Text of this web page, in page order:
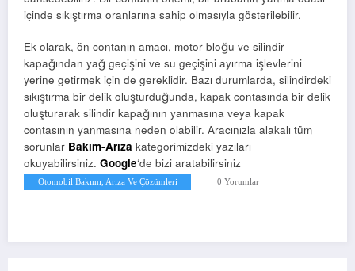
içinde sıkıştırma oranlarına sahip olmasıyla gösterilebilir.
Ek olarak, ön contanın amacı, motor bloğu ve silindir
kapağından yağ geçişini ve su geçişini ayırma işlevlerini
yerine getirmek için de gereklidir. Bazı durumlarda, silindirdeki
sıkıştırma bir delik oluşturduğunda, kapak contasında bir delik
oluşturarak silindir kapağının yanmasına veya kapak
contasının yanmasına neden olabilir. Aracınızla alakalı tüm
sorunlar Bakım-Arıza kategorimizdeki yazıları
okuyabilirsiniz. Google‘de bizi aratabilirsiniz
Otomobil Bakımı, Arıza Ve Çözümleri 0 Yorumlar